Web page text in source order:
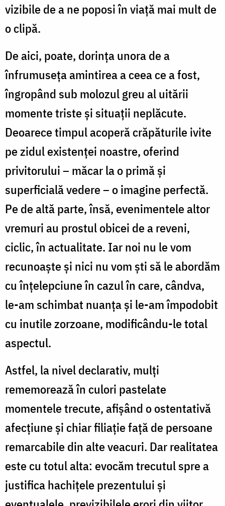
vizibile de a ne poposi în viață mai mult de
o clipă.
De aici, poate, dorința unora de a
înfrumuseța amintirea a ceea ce a fost,
îngropând sub molozul greu al uitării
momente triste și situații neplăcute.
Deoarece timpul acoperă crăpăturile ivite
pe zidul existenței noastre, oferind
privitorului – măcar la o primă și
superficială vedere – o imagine perfectă.
Pe de altă parte, însă, evenimentele altor
vremuri au prostul obicei de a reveni,
ciclic, în actualitate. Iar noi nu le vom
recunoaște și nici nu vom ști să le abordăm
cu înțelepciune în cazul în care, cândva,
le-am schimbat nuanța și le-am împodobit
cu inutile zorzoane, modificându-le total
aspectul.
Astfel, la nivel declarativ, mulți
rememorează în culori pastelate
momentele trecute, afișând o ostentativă
afecțiune și chiar filiație față de persoane
remarcabile din alte veacuri. Dar realitatea
este cu totul alta: evocăm trecutul spre a
justifica hachițele prezentului și